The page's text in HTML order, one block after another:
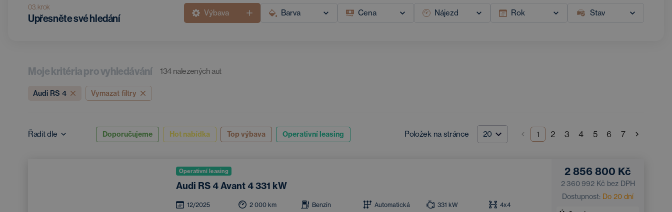
03. krok
Upřesněte své hledání Výbava Barva Cena Nájezd Rok Stav
Moje kritéria pro vyhledávání 134nalezených aut
Audi RS 4 Vymazat filtry
Řadit dle Doporučujeme Hot nabídka Top výbava Operativní leasing Položek na stránce 20 1 2 3 4 5 6 7
Operativní leasing
Audi RS 4 Avant 4 331 kW
12/2025 2 000 km Benzín Automatická 331 kW 4x4
2 856 800 Kč
2 360 992 Kč bez DPH
Dostupnost: Do 20 dní